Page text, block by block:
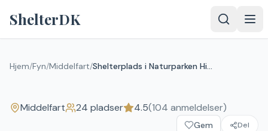
ShelterDK
Hjem/Fyn/Middelfart/ Shelterplads i Naturparken Hindsgavl Dyrehave
4.5( anmeldelser)
Middelfart 24 pladser 4.5(104 anmeldelser)
Gem Del